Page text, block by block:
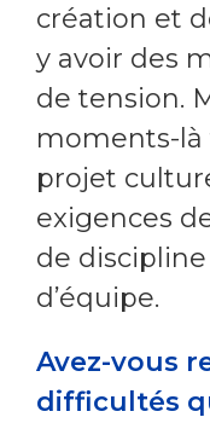
création et
y avoir des
de tension.
moments-là
projet
exigences
de discipline
d’équipe.
Avez-vous
difficultés